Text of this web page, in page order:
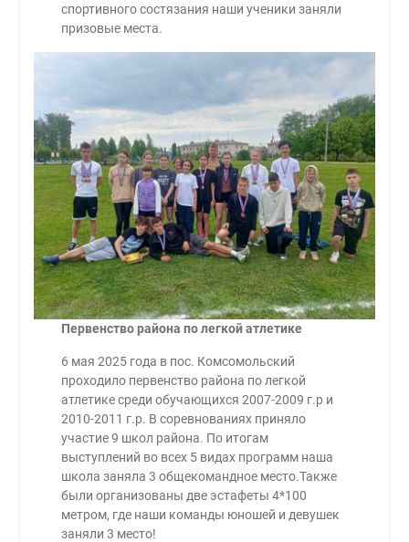
спортивного состязания наши ученики заняли
призовые места.
Первенство района по легкой атлетике
6 мая 2025 года в пос. Комсомольский
проходило первенство района по легкой
атлетике среди обучающихся 2007-2009 г.р и
2010-2011 г.р. В соревнованиях приняло
участие 9 школ района. По итогам
выступлений во всех 5 видах программ наша
школа заняла 3 общекомандное место.Также
были организованы две эстафеты 4*100
метром, где наши команды юношей и девушек
заняли 3 место!